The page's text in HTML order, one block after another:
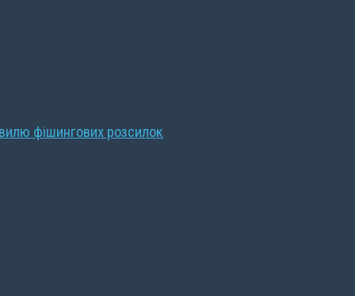
фішингових розсилок